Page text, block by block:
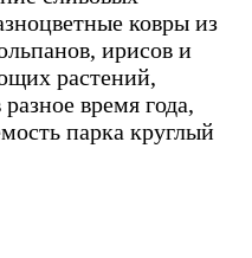
ковры из
ирисов и
растений,
время года,
парка круглый